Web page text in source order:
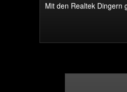
Mit den Realtek Dingern